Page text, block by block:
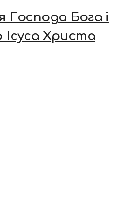
Господа Бога і
Христа